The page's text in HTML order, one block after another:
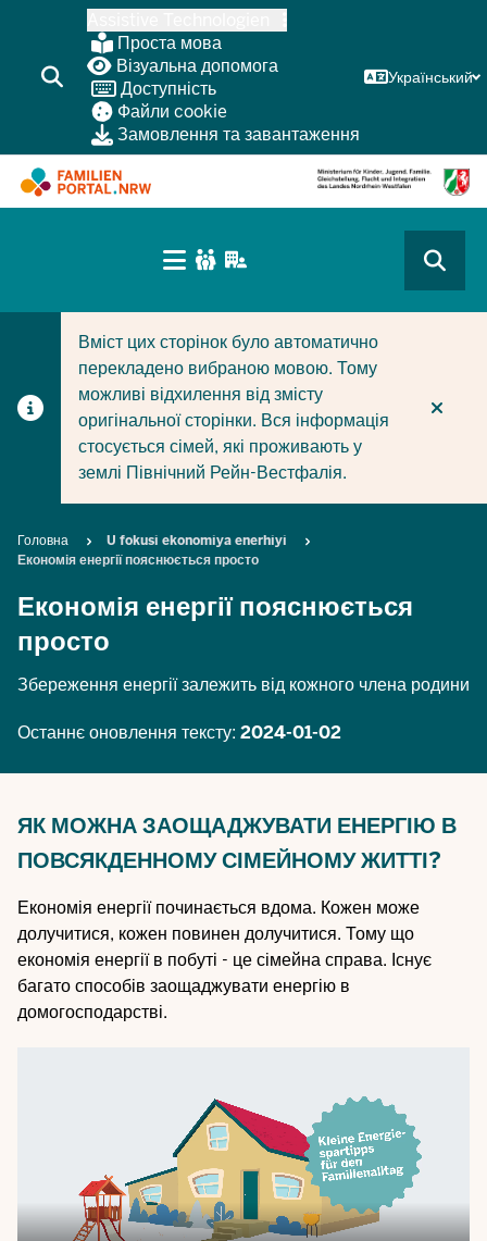
основного
змісту
Проста мова
Візуальна допомога
Доступність
Файли cookie
Замовлення та завантаження
Український
CURRENT SECTION ДЛЯ КОМПАНІЙ/
CURRENT SECTION ДЛЯ СІМЕЙ
(BÜRGERBEREICH
Вміст цих сторінок було автоматично
перекладено вибраною мовою. Тому
можливі відхилення від змісту
оригінальної сторінки. Вся інформація
стосується сімей, які проживають у
землі Північний Рейн-Вестфалія.
Breadcrumb
Головна
U fokusi ekonomiya enerhiyi
Економія енергії пояснюється просто
Економія енергії пояснюється
просто
Збереження енергії залежить від кожного члена родини
Останнє оновлення тексту: 2024-01-02
ЯК МОЖНА ЗАОЩАДЖУВАТИ ЕНЕРГІЮ В
ПОВСЯКДЕННОМУ СІМЕЙНОМУ ЖИТТІ?
Економія енергії починається вдома. Кожен може
долучитися, кожен повинен долучитися. Тому що
економія енергії в побуті - це сімейна справа. Існує
багато способів заощаджувати енергію в
домогосподарстві.